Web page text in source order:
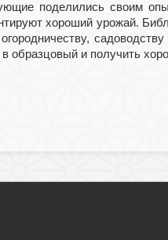
поделились своим
хороший урожай.
в образцовый и получить